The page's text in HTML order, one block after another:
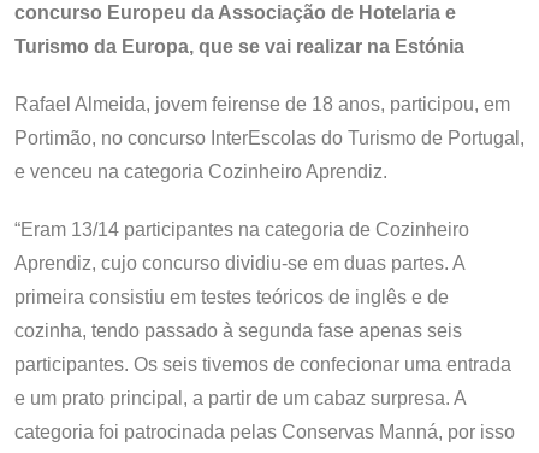
concurso Europeu da Associação de Hotelaria e
Turismo da Europa, que se vai realizar na Estónia
Rafael Almeida, jovem feirense de 18 anos, participou, em
Portimão, no concurso InterEscolas do Turismo de Portugal,
e venceu na categoria Cozinheiro Aprendiz.
“Eram 13/14 participantes na categoria de Cozinheiro
Aprendiz, cujo concurso dividiu-se em duas partes. A
primeira consistiu em testes teóricos de inglês e de
cozinha, tendo passado à segunda fase apenas seis
participantes. Os seis tivemos de confecionar uma entrada
e um prato principal, a partir de um cabaz surpresa. A
categoria foi patrocinada pelas Conservas Manná, por isso